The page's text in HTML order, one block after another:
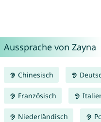
Aussprache von Zayna
Chinesisch
Französisch
Niederländisch